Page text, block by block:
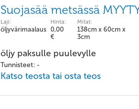
Suojasää metsässä
Laji:
öljyvärimaalaus
Hinta:
0,00
€
Mitat:
138cm x 60cm x
3cm
öljy paksulle puulevylle
Tunnisteet: -
Katso teosta tai osta teos